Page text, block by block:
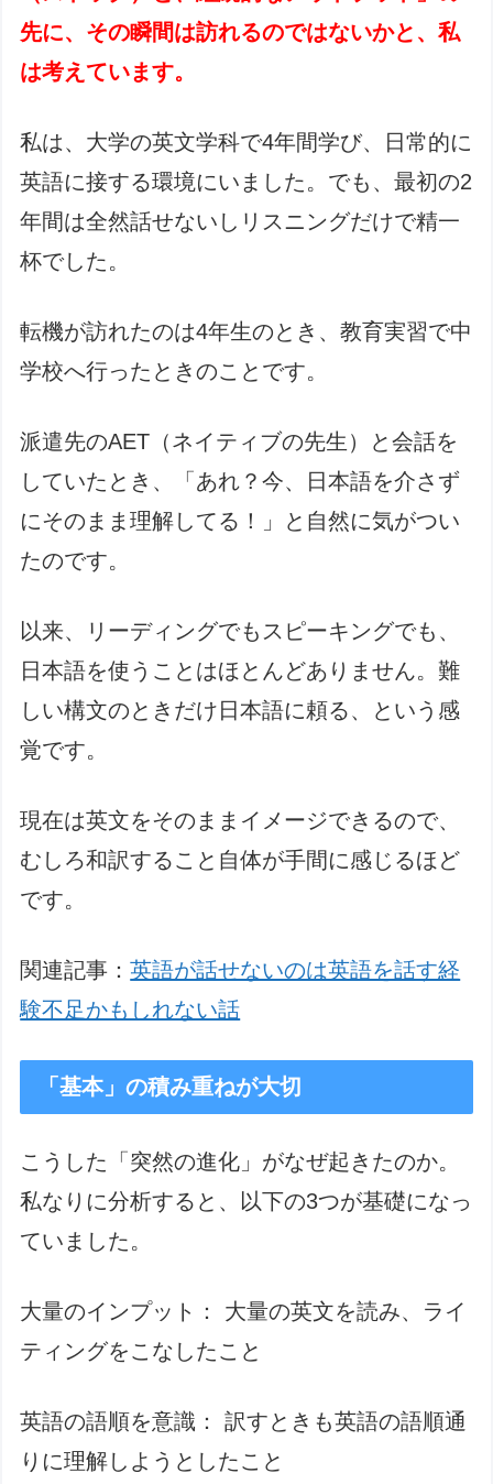
先に、その瞬間は訪れるのではないかと、私
は考えています。
私は、大学の英文学科で4年間学び、日常的に
英語に接する環境にいました。でも、最初の2
年間は全然話せないしリスニングだけで精一
杯でした。
転機が訪れたのは4年生のとき、教育実習で中
学校へ行ったときのことです。
派遣先のAET（ネイティブの先生）と会話を
していたとき、「あれ？今、日本語を介さず
にそのまま理解してる！」と自然に気がつい
たのです。
以来、リーディングでもスピーキングでも、
日本語を使うことはほとんどありません。難
しい構文のときだけ日本語に頼る、という感
覚です。
現在は英文をそのままイメージできるので、
むしろ和訳すること自体が手間に感じるほど
です。
関連記事：英語が話せないのは英語を話す経
験不足かもしれない話
「基本」の積み重ねが大切
こうした「突然の進化」がなぜ起きたのか。
私なりに分析すると、以下の3つが基礎になっ
ていました。
大量のインプット： 大量の英文を読み、ライ
ティングをこなしたこと
英語の語順を意識： 訳すときも英語の語順通
りに理解しようとしたこと